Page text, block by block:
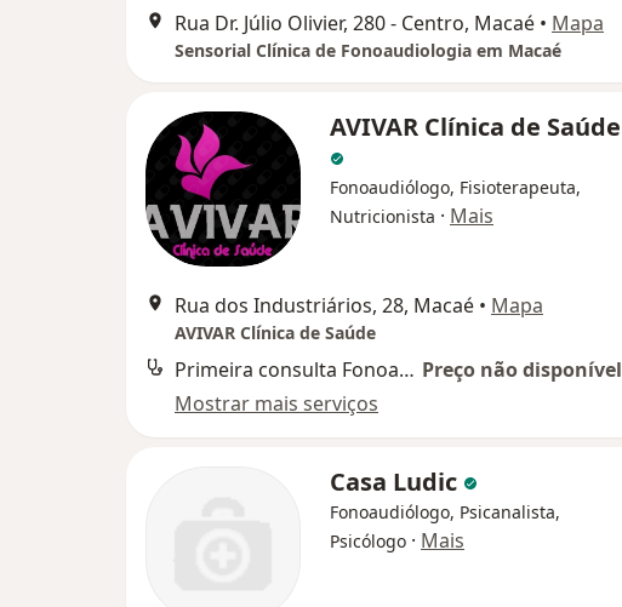
Rua Dr. Júlio Olivier, 280 - Centro, Macaé • Mapa
Sensorial Clínica de Fonoaudiologia em Macaé
AVIVAR Clínica de Saúde
Fonoaudiólogo, Fisioterapeuta,
Nutricionista · Mais
Rua dos Industriários, 28, Macaé • Mapa
AVIVAR Clínica de Saúde
Primeira consulta Fonoaudiologia Preço não disponível
Mostrar mais serviços
Casa Ludic
Fonoaudiólogo, Psicanalista,
Psicólogo · Mais